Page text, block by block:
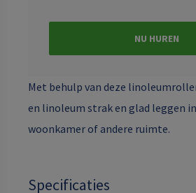
NU HUREN
Met behulp van deze
en linoleum strak en glad leggen
woonkamer of andere ruimte.
Specificaties